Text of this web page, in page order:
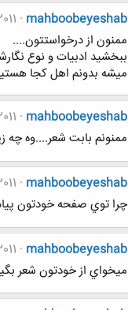
mahboobeyeshab
ممنون از درخواستتون....
ببخشيد ادبيات و نوع
ميشه بدونم اهل كجا
mahboobeyeshab
ممنونم بابت شعر....وه چه
mahboobeyeshab
چرا توي صفحه خودتون
mahboobeyeshab
ميخواي از خودتون شعر